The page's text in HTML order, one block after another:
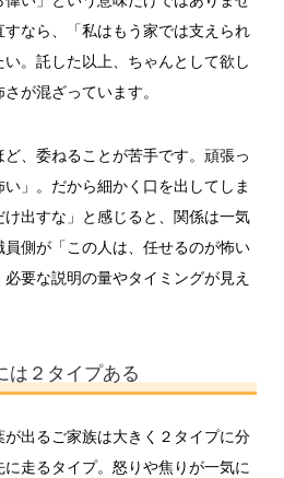
なら、「私はもう家では支えられ
。託した以上、ちゃんとして欲し
が混ざっています。
、委ねることが苦手です。頑張っ
」。だから細かく口を出してしま
出すな」と感じると、関係は一気
側が「この人は、任せるのが怖い
要な説明の量やタイミングが見え
は２タイプある
出るご家族は大きく２タイプに分
走るタイプ。怒りや焦りが一気に